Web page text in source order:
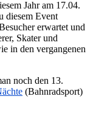
Jahr am 17.04.
diesem Event
erwartet und
Skater und
in den vergangenen
noch den 13.
(Bahnradsport)